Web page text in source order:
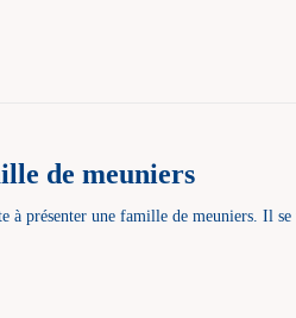
de meuniers
présenter une famille de meuniers. Il